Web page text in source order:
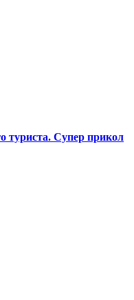
туриста. Супер прикол